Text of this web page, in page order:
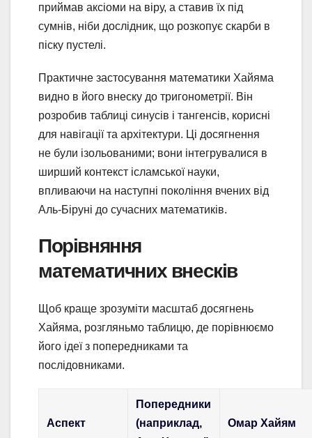
приймав аксіоми на віру, а ставив їх під
сумнів, ніби дослідник, що розкопує скарби в
піску пустелі.
Практичне застосування математики Хайяма
видно в його внеску до тригонометрії. Він
розробив таблиці синусів і тангенсів, корисні
для навігації та архітектури. Ці досягнення
не були ізольованими; вони інтегрувалися в
ширший контекст ісламської науки,
впливаючи на наступні покоління вчених від
Аль-Біруні до сучасних математиків.
Порівняння
математичних внесків
Щоб краще зрозуміти масштаб досягнень
Хайяма, розгляньмо таблицю, де порівнюємо
його ідеї з попередниками та
послідовниками.
Аспект
Попередники
(наприклад,
Омар Хайям